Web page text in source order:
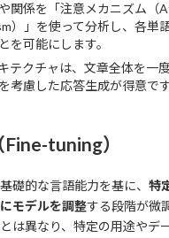
関係を「注意メカニズム（
）」を使って分析し、各単
を可能にします。
テクチャは、文章全体を一
考慮した応答生成が得意です
tuning）
礎的な言語能力を基に、 特
モデルを調整する段階が微
は異なり、特定の用途やデ